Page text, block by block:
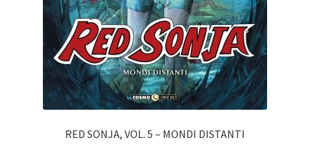
RED SONJA, VOL. 5 – MONDI DISTANTI